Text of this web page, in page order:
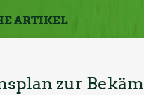
ARTIKEL
zur